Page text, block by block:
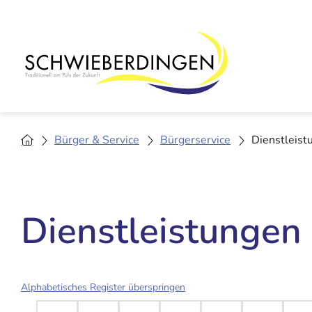
Bürger & Service Bürgerservice
Dienstleistungen
Alphabetisches Register überspringen